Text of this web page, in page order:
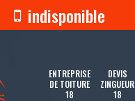
indisponible
ENTREPRISE
DE TOITURE
18
DEVIS
ZINGUEUR
18